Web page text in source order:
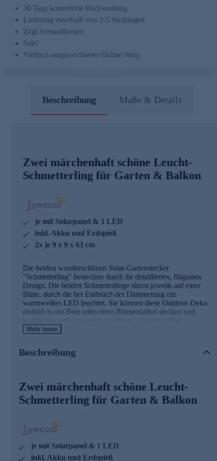
30 Tage kostenfreie Rücksendung
Lieferung innerhalb von 3-5 Werktagen
Zzgl.Versandkosten
Sale!
Vielfach ausgezeichneter Online Shop
Beschreibung Maße & Details
Zwei märchenhaft schöne Leucht-
Schmetterling für Garten & Balkon
je mit Solarpanel & 1 LED
inkl. Akku und Erdspieß
2x je 9 x 9 x 63 cm
Die beiden wunderschönen Solar-Gartenstecker
"Schmetterling" bestechen durch ihr detailliertes, filigranes
Design. Die beiden Schmetterlinge sitzen jeweils auf einer
Blüte, durch die bei Einbruch der Dämmerung ein
warmweißes LED leuchtet. Sie können diese Outdoor-Deko
einfach in ein Beet oder einen Blumenkübel stecken und
wahlweise gemeinsam oder getrennt platzieren. Die
hochwertige Solar-Deko ist speziell für den Außenbereich
Sommersaison. Auch toll als Geschenk.
2 Solar Gartenstecker "Schmetterling"
detailreiches Design
mit Erdspieß und Akku
amorphes Solarpanel
ca. 63 cm hoch
Leuchtdauer: ca. 6-8 Stunden
Mehr lesen
Beschreibung
Zwei märchenhaft schöne Leucht-
Schmetterling für Garten & Balkon
je mit Solarpanel & 1 LED
inkl. Akku und Erdspieß